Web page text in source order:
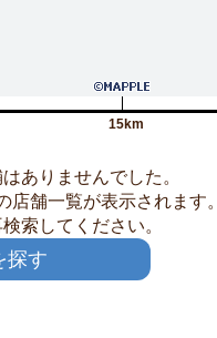
15km
ありませんでした。
舗一覧が表示されます。
索してください。
探す